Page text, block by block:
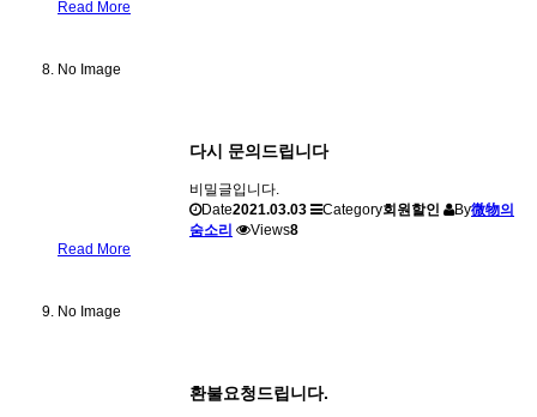
Read More
No Image
다시 문의드립니다
비밀글입니다.
Date2021.03.03 Category회원할인 By微物의
숨소리
Views8
Read More
No Image
환불요청드립니다.